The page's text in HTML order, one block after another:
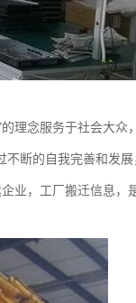
理念服务于社会大众
断的自我完善和发
业，工厂搬迁信息，